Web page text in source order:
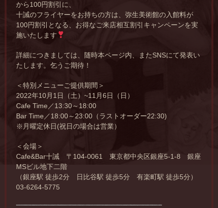
から100円割引に、
十誡のフライヤーをお持ちの方は、弥生美術館の入館料が
100円割引となる、お得なご来店相互割引キャンペーンを実
施いたします
詳細につきましては、随時本ページ内、またSNSにて発表い
たします。乞うご期待！
＜特別メニューご提供期間＞
2022年10月1日（土）~11月6日（日）
Cafe Time／13:30～18:00
Bar Time／18:00～23:00（ラストオーダー22:30)
※月曜定休日(祝日の場合は営業）
＜会場＞
Cafe&Bar十誡 〒104-0061 東京都中央区銀座5-1-8 銀座
MSビル地下二階
（銀座駅 徒歩2分 日比谷駅 徒歩5分 有楽町駅 徒歩5分）
03-6264-5775